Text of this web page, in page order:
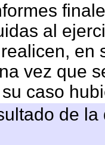
al
en
vez que
caso
de